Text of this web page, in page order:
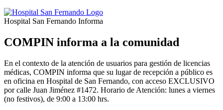
Hospital San Fernando Informa
COMPIN informa a la comunidad
En el contexto de la atención de usuarios para gestión de licencias
médicas, COMPIN informa que su lugar de recepción a público es
en oficina en Hospital de San Fernando, con acceso EXCLUSIVO
por calle Juan Jiménez #1472. Horario de Atención: lunes a viernes
(no festivos), de 9:00 a 13:00 hrs.